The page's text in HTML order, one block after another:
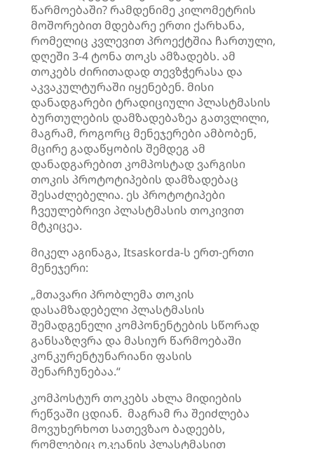
წარმოებაში? რამდენიმე კილომეტრის
მოშორებით მდებარე ერთი ქარხანა,
რომელიც კვლევით პროექტშია ჩართული,
დღეში 3-4 ტონა თოკს ამზადებს. ამ
თოკებს ძირითადად თევზჭერასა და
აკვაკულტურაში იყენებენ. მისი
დანადგარები ტრადიციული პლასტმასის
ბურთულების დამზადებაზეა გათვლილი,
მაგრამ, როგორც მენეჯერები ამბობენ,
მცირე გადაწყობის შემდეგ ამ
დანადგარებით კომპოსტად ვარგისი
თოკის პროტოტიპების დამზადებაც
შესაძლებელია. ეს პროტოტიპები
ჩვეულებრივი პლასტმასის თოკივით
მტკიცეა.
მიკელ აგინაგა, Itsaskorda-ს ერთ-ერთი
მენეჯერი:
„მთავარი პრობლემა თოკის
დასამზადებელი პლასტმასის
შემადგენელი კომპონენტების სწორად
განსაზღვრა და მასიურ წარმოებაში
კონკურენტუნარიანი ფასის
შენარჩუნებაა.“
კომპოსტურ თოკებს ახლა მიდიების
რეწვაში ცდიან. მაგრამ რა შეიძლება
მოვუხერხოთ სათევზაო ბადეებს,
რომლებიც ოკეანის პლასტმასით